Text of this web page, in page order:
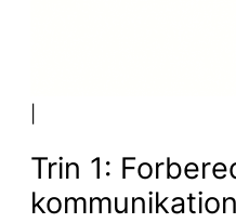
Trin 1: